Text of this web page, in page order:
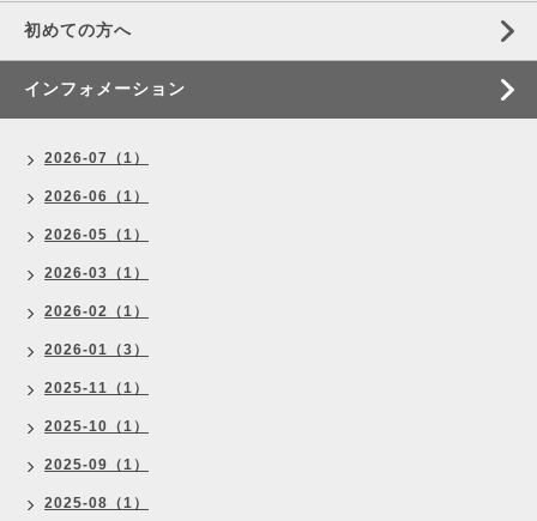
初めての方へ
インフォメーション
2026-07（1）
2026-06（1）
2026-05（1）
2026-03（1）
2026-02（1）
2026-01（3）
2025-11（1）
2025-10（1）
2025-09（1）
2025-08（1）